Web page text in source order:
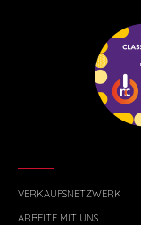
VERKAUFSNETZWERK
ARBEITE MIT UNS